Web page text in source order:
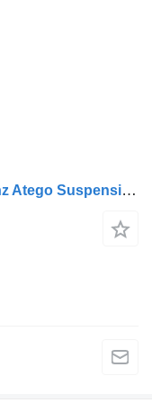
Barra estabilizadora Mercedes-Benz Atego Suspension Parts Stabilisatorstang Voor 9703200411 para camião